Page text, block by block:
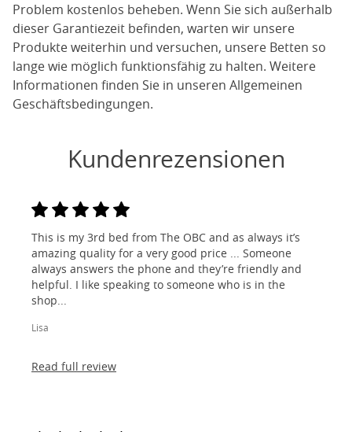
Problem kostenlos beheben. Wenn Sie sich außerhalb
dieser Garantiezeit befinden, warten wir unsere
Produkte weiterhin und versuchen, unsere Betten so
lange wie möglich funktionsfähig zu halten. Weitere
Informationen finden Sie in unseren Allgemeinen
Geschäftsbedingungen.
Kundenrezensionen
This is my 3rd bed from The OBC and as always it’s
amazing quality for a very good price ... Someone
always answers the phone and they’re friendly and
helpful. I like speaking to someone who is in the
shop...
Lisa
Read full review